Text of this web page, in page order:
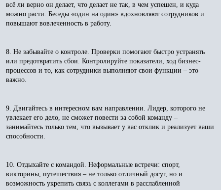
всё ли верно он делает, что делает не так, в чем успешен, и куда
можно расти. Беседы «один на один» вдохновляют сотрудников и
повышают вовлеченность в работу.
8. Не забывайте о контроле. Проверки помогают быстро устранять
или предотвратить сбои. Контролируйте показатели, ход бизнес-
процессов и то, как сотрудники выполняют свои функции – это
важно.
9. Двигайтесь в интересном вам направлении. Лидер, которого не
увлекает его дело, не сможет повести за собой команду –
занимайтесь только тем, что вызывает у вас отклик и реализует ваши
способности.
10. Отдыхайте с командой. Неформальные встречи: спорт,
викторины, путешествия – не только отличный досуг, но и
возможность укрепить связь с коллегами в расслабленной